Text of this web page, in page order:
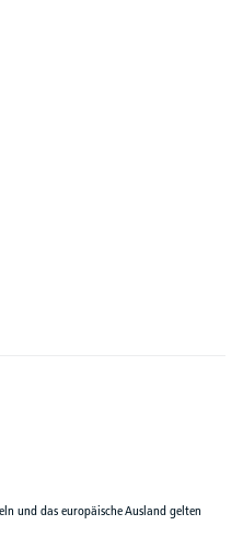
und das europäische Ausland gelten